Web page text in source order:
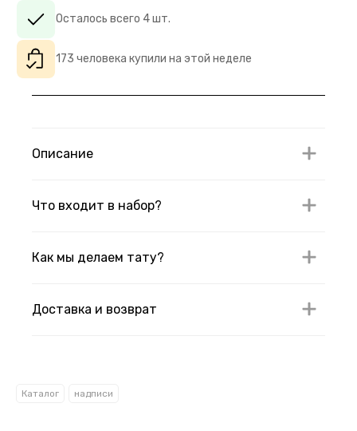
Осталось всего 4 шт.
173 человека купили на этой неделе
Описание
Что входит в набор?
Как мы делаем тату?
Доставка и возврат
Каталог надписи